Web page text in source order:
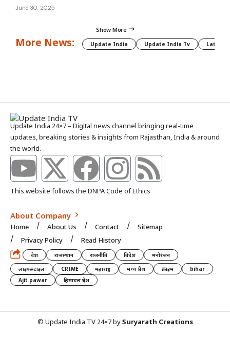
June 30, 2025
Show More
More News: Update India Update India Tv Latest
Update India 24×7 – Digital news channel bringing real-time
updates, breaking stories & insights from Rajasthan, India & around
the world.
This website follows the DNPA Code of Ethics
About Company
Home About Us Contact
Sitemap
Privacy Policy
Read History
देश राजस्थान राजनीति विदेश
मनोरंजन
लाइफस्टाइल
CRIME महाराष्ट्र मध्य प्रदेश क्राइम
bihar
Ajit pawar
हिमाटल प्रदेश
© Update India TV 24×7 bySuryarath Creations